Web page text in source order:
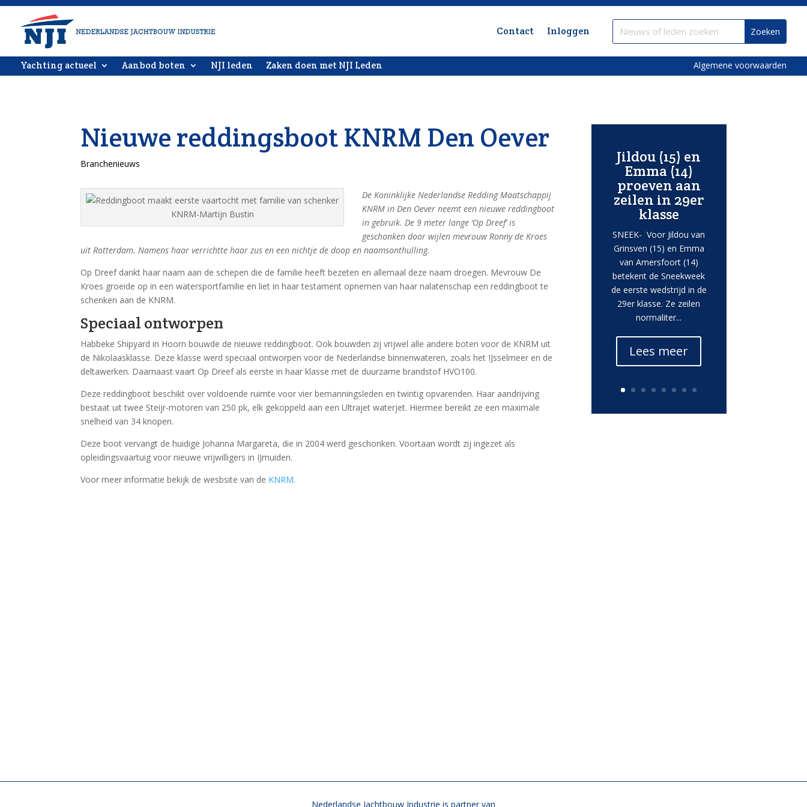
Contact Inloggen
Yachting actueel Aanbod boten NJI leden Zaken doen met NJI Leden Algemene voorwaarden
Nieuwe reddingsboot KNRM Den Oever
Branchenieuws
KNRM-Martijn Bustin
De Koninklijke Nederlandse Redding Maatschappij
KNRM in Den Oever neemt een nieuwe reddingboot
in gebruik. De 9 meter lange ‘Op Dreef’ is
geschonken door wijlen mevrouw Ronny de Kroes
uit Rotterdam. Namens haar verrichtte haar zus en een nichtje de doop en naamsonthulling.
Op Dreef dankt haar naam aan de schepen die de familie heeft bezeten en allemaal deze naam droegen. Mevrouw De
Kroes groeide op in een watersportfamilie en liet in haar testament opnemen van haar nalatenschap een reddingboot te
schenken aan de KNRM.
Speciaal ontworpen
Habbeke Shipyard in Hoorn bouwde de nieuwe reddingboot. Ook bouwden zij vrijwel alle andere boten voor de KNRM uit
de Nikolaasklasse. Deze klasse werd speciaal ontworpen voor de Nederlandse binnenwateren, zoals het IJsselmeer en de
deltawerken. Daarnaast vaart Op Dreef als eerste in haar klasse met de duurzame brandstof HVO100.
Deze reddingboot beschikt over voldoende ruimte voor vier bemanningsleden en twintig opvarenden. Haar aandrijving
bestaat uit twee Steijr-motoren van 250 pk, elk gekoppeld aan een Ultrajet waterjet. Hiermee bereikt ze een maximale
snelheid van 34 knopen.
Deze boot vervangt de huidige Johanna Margareta, die in 2004 werd geschonken. Voortaan wordt zij ingezet als
opleidingsvaartuig voor nieuwe vrijwilligers in IJmuiden.
Voor meer informatie bekijk de wesbsite van de KNRM.
Jildou (15) en
Emma (14)
proeven aan
zeilen in 29er
klasse
SNEEK- Voor Jildou van
Grinsven (15) en Emma
van Amersfoort (14)
betekent de Sneekweek
de eerste wedstrijd in de
29er klasse. Ze zeilen
normaliter...
Lees meer
Nederlandse Jachtbouw Industrie is partner van